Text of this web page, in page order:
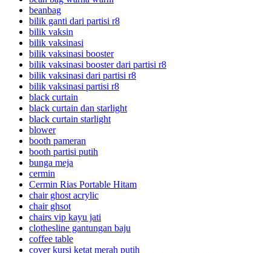
beanbag
bilik ganti dari partisi r8
bilik vaksin
bilik vaksinasi
bilik vaksinasi booster
bilik vaksinasi booster dari partisi r8
bilik vaksinasi dari partisi r8
bilik vaksinasi partisi r8
black curtain
black curtain dan starlight
black curtain starlight
blower
booth pameran
booth partisi putih
bunga meja
cermin
Cermin Rias Portable Hitam
chair ghost acrylic
chair ghsot
chairs vip kayu jati
clothesline gantungan baju
coffee table
cover kursi ketat merah putih